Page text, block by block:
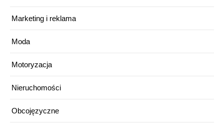
Marketing i reklama
Moda
Motoryzacja
Nieruchomości
Obcojęzyczne